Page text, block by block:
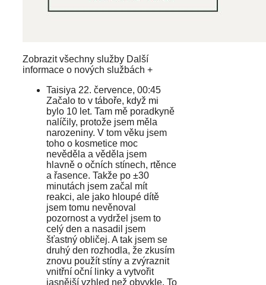
Zobrazit všechny služby Další
informace o nových službách +
Taisiya 22. července, 00:45
Začalo to v táboře, když mi
bylo 10 let. Tam mě poradkyně
nalíčily, protože jsem měla
narozeniny. V tom věku jsem
toho o kosmetice moc
nevěděla a věděla jsem
hlavně o očních stínech, rtěnce
a řasence. Takže po ±30
minutách jsem začal mít
reakci, ale jako hloupé dítě
jsem tomu nevěnoval
pozornost a vydržel jsem to
celý den a nasadil jsem
šťastný obličej. A tak jsem se
druhý den rozhodla, že zkusím
znovu použít stíny a zvýraznit
vnitřní oční linky a vytvořit
jasnější vzhled než obvykle. To